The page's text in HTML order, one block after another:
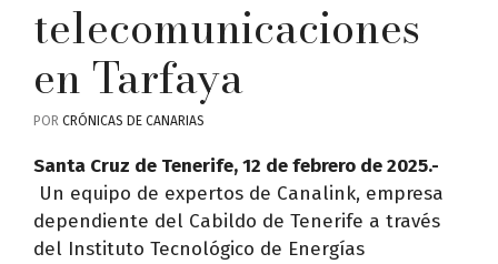
telecomunicaciones
en Tarfaya
POR CRÓNICAS DE CANARIAS
Santa Cruz de Tenerife, 12 de febrero de 2025.-
Un equipo de expertos de Canalink, empresa
dependiente del Cabildo de Tenerife a través
del Instituto Tecnológico de Energías